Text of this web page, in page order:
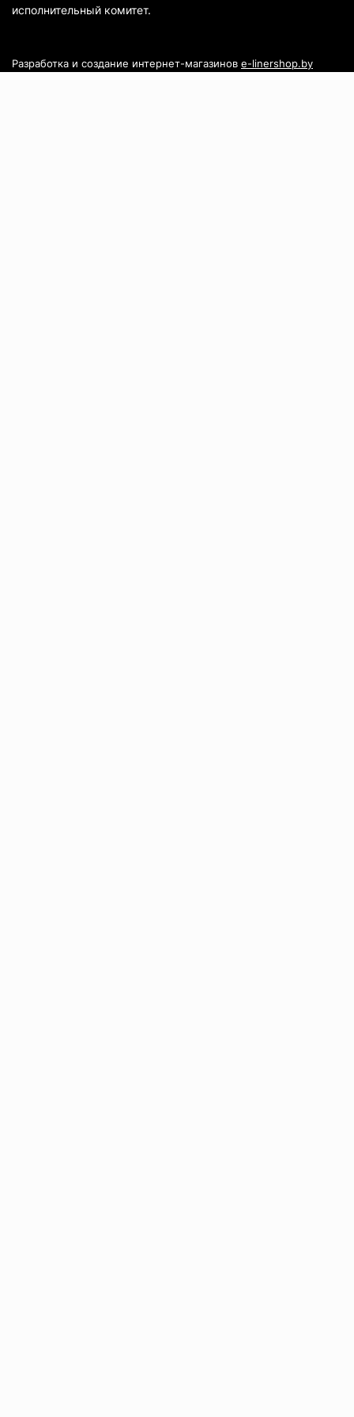
исполнительный комитет.
Разработка и создание интернет-магазинов e-linershop.by